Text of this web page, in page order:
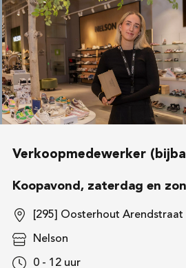
Verkoopmedewerker
Koopavond, zaterdag en
[295] Oosterhout Arendstraat
Nelson
0 - 12 uur